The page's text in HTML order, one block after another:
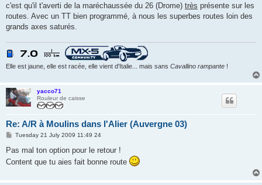
c'est qu'il t'averti de la maréchaussée du 26 (Drome) très présente sur les
routes. Avec un TT bien programmé, à nous les superbes routes loin des
grands axes saturés.
Elle est jaune, elle est racée, elle vient d'Italie... mais sans Cavallino rampante !
yacco71
Rouleur de caisse
Re: A/R à Moulins dans l'Alier (Auvergne 03)
P
s
Tuesday 21 July 2009 11:49 24
Pas mal ton option pour le retour !
Content que tu aies fait bonne route